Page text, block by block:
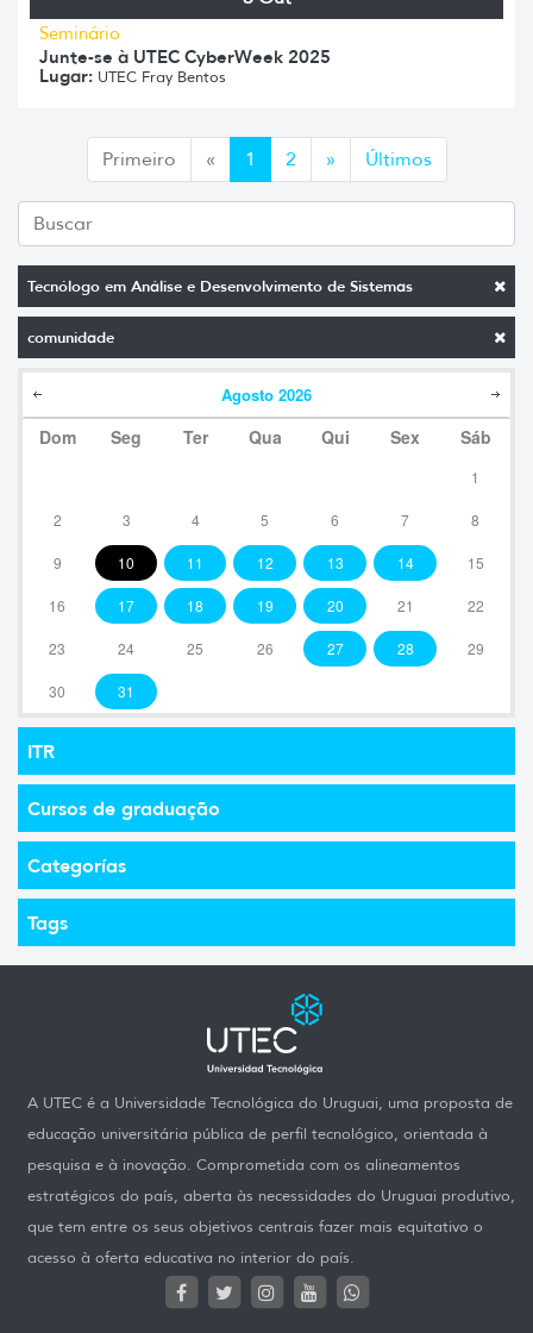
Tecnólogo em Análise e Desenvolvimento de Sistemas
comunidade
Agosto 2026
Dom Seg Ter Qua Qui Sex Sáb
1
2 3 4 5 6 7 8
9 10 11 12 13 14 15
16 17 18 19 20 21 22
23 24 25 26 27 28 29
30 31
ITR
Cursos de graduação
Categorías
Tags
Seminário
Junte-se à UTEC CyberWeek 2025
Lugar: UTEC Fray Bentos
Primeiro «Anterior
1 2 »Siguiente
Últimos
A UTEC é a Universidade Tecnológica do Uruguai, uma proposta de
educação universitária pública de perfil tecnológico, orientada à
pesquisa e à inovação. Comprometida com os alineamentos
estratégicos do país, aberta às necessidades do Uruguai produtivo,
que tem entre os seus objetivos centrais fazer mais equitativo o
acesso à oferta educativa no interior do país.